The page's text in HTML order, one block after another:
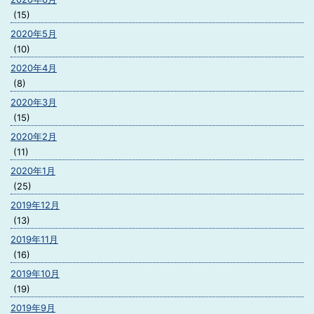
(15)
2020年5月
(10)
2020年4月
(8)
2020年3月
(15)
2020年2月
(11)
2020年1月
(25)
2019年12月
(13)
2019年11月
(16)
2019年10月
(19)
2019年9月